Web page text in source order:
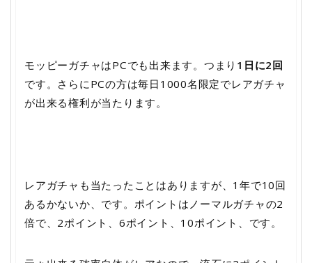
モッピーガチャはPCでも出来ます。つまり 1日に2回
です。さらにPCの方は毎日1000名限定でレアガチャ
が出来る権利が当たります。
レアガチャも当たったことはありますが、1年で10回
あるかないか、です。ポイントはノーマルガチャの2
倍で、2ポイント、6ポイント、10ポイント、です。